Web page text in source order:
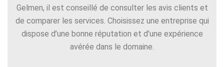
Gelmen, il est conseillé de consulter les avis clients et
de comparer les services. Choisissez une entreprise qui
dispose d’une bonne réputation et d’une expérience
avérée dans le domaine.